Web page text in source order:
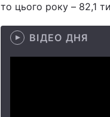
то цього року – 82,1
ВІДЕО ДНЯ